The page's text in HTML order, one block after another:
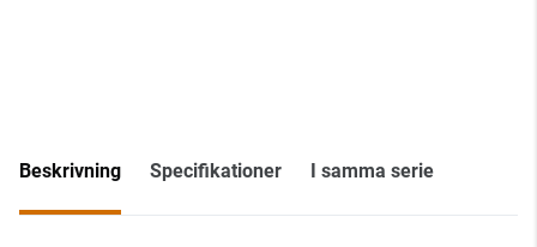
Beskrivning Specifikationer I samma serie